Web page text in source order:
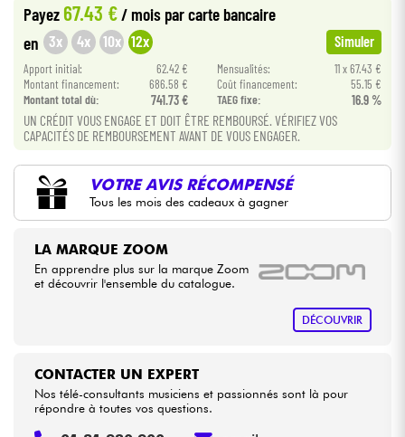
Câbles & Access.
HiFi
Packs
Voir nos marques
• TOULOUSE
Payez67.43 €/ mois par carte bancaire
en 3x 4x 10x 12x Simuler
Apport initial: 62.42 € Mensualités:
11 x 67.43 €
Montant financement:
686.58 € Coût financement:
55.15 €
Montant total dù:
741.73 € TAEG fixe: 16.9 %
UN CRÉDIT VOUS ENGAGE ET DOIT ÊTRE REMBOURSÉ. VÉRIFIEZ VOS
CAPACITÉS DE REMBOURSEMENT AVANT DE VOUS ENGAGER.
VOTRE AVIS RÉCOMPENSÉ
Tous les mois des cadeaux à gagner
LA MARQUE ZOOM
En apprendre plus sur la marque Zoom
et découvrir l'ensemble du catalogue.
DÉCOUVRIR
CONTACTER UN EXPERT
Nos télé-consultants musiciens et passionnés sont là pour
répondre à toutes vos questions.